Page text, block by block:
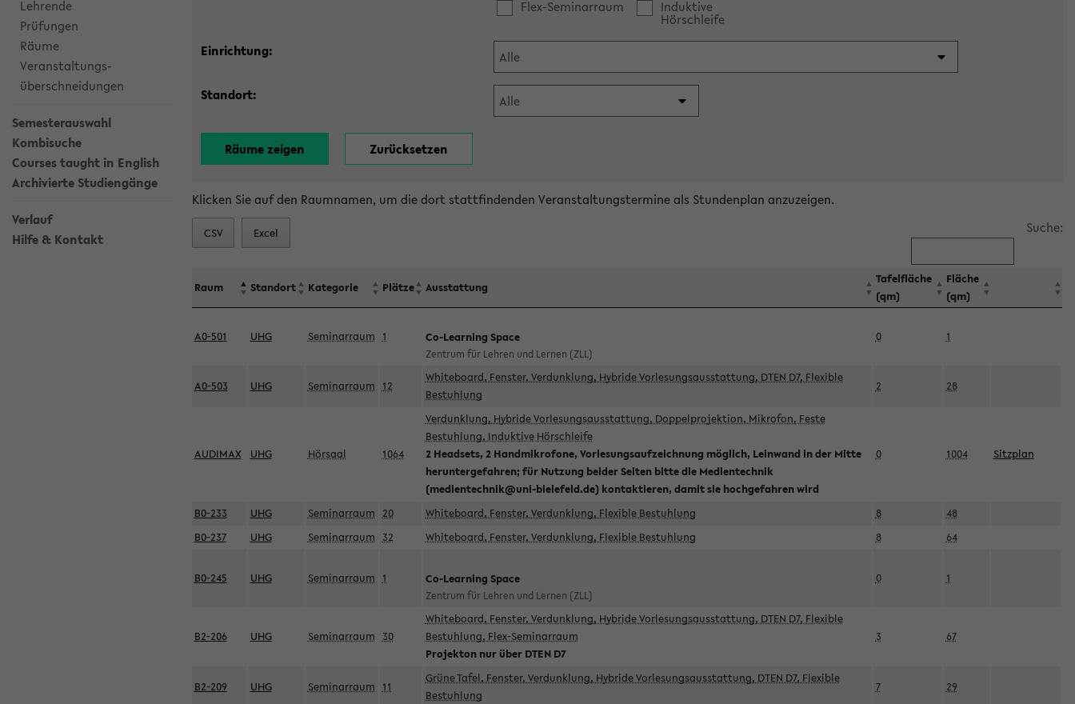
Lehrende
Prüfungen
Räume
Veranstaltungs-
überschneidungen
Semesterauswahl
Kombisuche
Courses taught in English
Archivierte Studiengänge
Verlauf
Hilfe & Kontakt
Flex-Seminarraum
Induktive
Hörschleife
Einrichtung:
Standort:
Klicken Sie auf den Raumnamen, um die dort stattfindenden Veranstaltungstermine als Stundenplan anzuzeigen.
CSV Excel Suche:
Raum Standort Kategorie Plätze Ausstattung
Tafelfläche
(qm)
Fläche
(qm)
A0-501 UHG Seminarraum 1 Co-Learning Space
Zentrum für Lehren und Lernen (ZLL)
0 1
A0-503 UHG Seminarraum 12
Whiteboard, Fenster, Verdunklung, Hybride Vorlesungsausstattung, DTEN D7, Flexible
Bestuhlung
2 28
AUDIMAX UHG Hörsaal 1064
Verdunklung, Hybride Vorlesungsausstattung, Doppelprojektion, Mikrofon, Feste
Bestuhlung, Induktive Hörschleife
2 Headsets, 2 Handmikrofone, Vorlesungsaufzeichnung möglich, Leinwand in der Mitte
heruntergefahren; für Nutzung beider Seiten bitte die Medientechnik
(medientechnik@uni-bielefeld.de) kontaktieren, damit sie hochgefahren wird
0 1004 Sitzplan
B0-233 UHG Seminarraum 20 Whiteboard, Fenster, Verdunklung, Flexible Bestuhlung 8
48
B0-237
UHG Seminarraum 32 Whiteboard, Fenster, Verdunklung, Flexible Bestuhlung 8 64
B0-245 UHG Seminarraum 1 Co-Learning Space
Zentrum für Lehren und Lernen (ZLL)
0 1
B2-206 UHG Seminarraum 30
Whiteboard, Fenster, Verdunklung, Hybride Vorlesungsausstattung, DTEN D7, Flexible
Bestuhlung, Flex-Seminarraum
Projekton nur über DTEN D7
3 67
B2-209 UHG Seminarraum 11
Grüne Tafel, Fenster, Verdunklung, Hybride Vorlesungsausstattung, DTEN D7, Flexible
Bestuhlung
7 29